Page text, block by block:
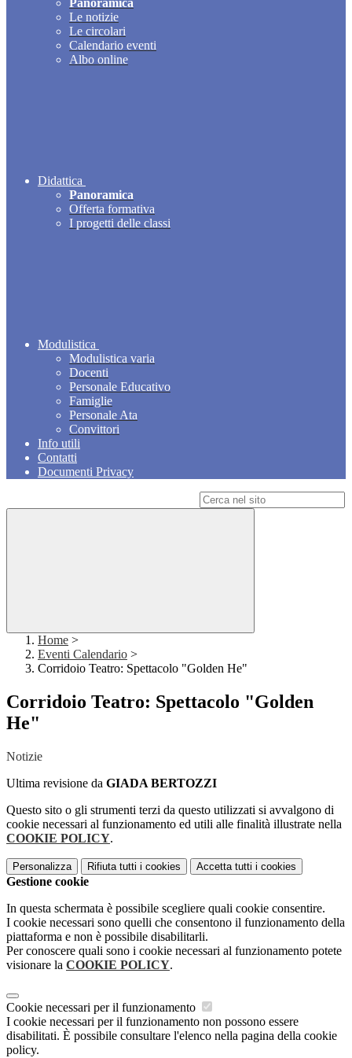
Panoramica
Le notizie
Le circolari
Calendario eventi
Albo online
Didattica
Panoramica
Offerta formativa
I progetti delle classi
Modulistica
Modulistica varia
Docenti
Personale Educativo
Famiglie
Personale Ata
Convittori
Info utili
Contatti
Documenti Privacy
Home >
Eventi Calendario >
Corridoio Teatro: Spettacolo "Golden He"
Corridoio Teatro: Spettacolo "Golden
He"
Notizie
Ultima revisione da GIADA BERTOZZI
Questo sito o gli strumenti terzi da questo utilizzati si avvalgono di
cookie necessari al funzionamento ed utili alle finalità illustrate nella
COOKIE POLICY.
Personalizza Rifiuta tutti i cookies Accetta tutti i cookies
Gestione cookie
In questa schermata è possibile scegliere quali cookie consentire.
I cookie necessari sono quelli che consentono il funzionamento della
piattaforma e non è possibile disabilitarli.
Per conoscere quali sono i cookie necessari al funzionamento potete
visionare la COOKIE POLICY.
Cookie necessari per il funzionamento
I cookie necessari per il funzionamento non possono essere
disabilitati. È possibile consultare l'elenco nella pagina della cookie
policy.